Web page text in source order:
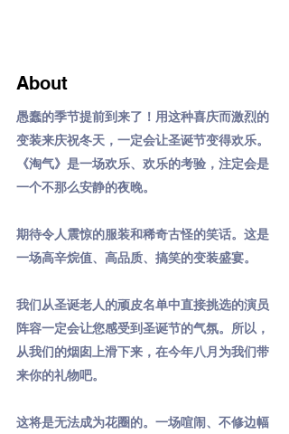
About
愚蠢的季节提前到来了！用这种喜庆而激烈的
变装来庆祝冬天，一定会让圣诞节变得欢乐。
《淘气》是一场欢乐、欢乐的考验，注定会是
一个不那么安静的夜晚。
期待令人震惊的服装和稀奇古怪的笑话。这是
一场高辛烷值、高品质、搞笑的变装盛宴。
我们从圣诞老人的顽皮名单中直接挑选的演员
阵容一定会让您感受到圣诞节的气氛。所以，
从我们的烟囱上滑下来，在今年八月为我们带
来你的礼物吧。
这将是无法成为花圈的。一场喧闹、不修边幅